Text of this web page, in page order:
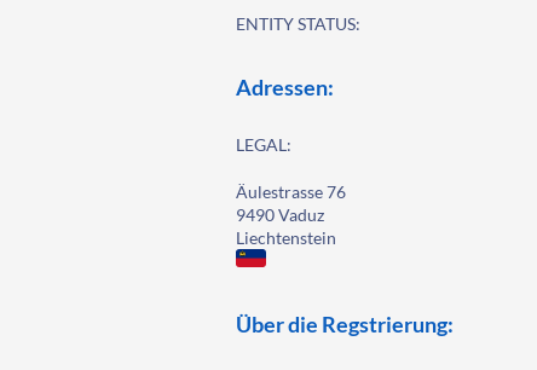
ENTITY STATUS:
Adressen:
LEGAL:
Äulestrasse 76
9490 Vaduz
Liechtenstein
Über die Regstrierung: